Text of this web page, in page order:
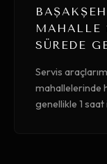
MAHALLE
SÜREDE
Servis
mahallelerinde
genellikle 1